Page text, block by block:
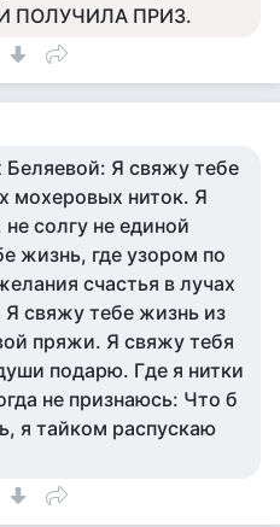
ПОЛУЧИЛА ПРИЗ.
Беляевой: Я свяжу тебе
мохеровых ниток. Я
солгу не единой
жизнь, где узором по
счастья в лучах
свяжу тебе жизнь из
пряжи. Я свяжу тебя
подарю. Где я нитки
не признаюсь: Что б
я тайком распускаю